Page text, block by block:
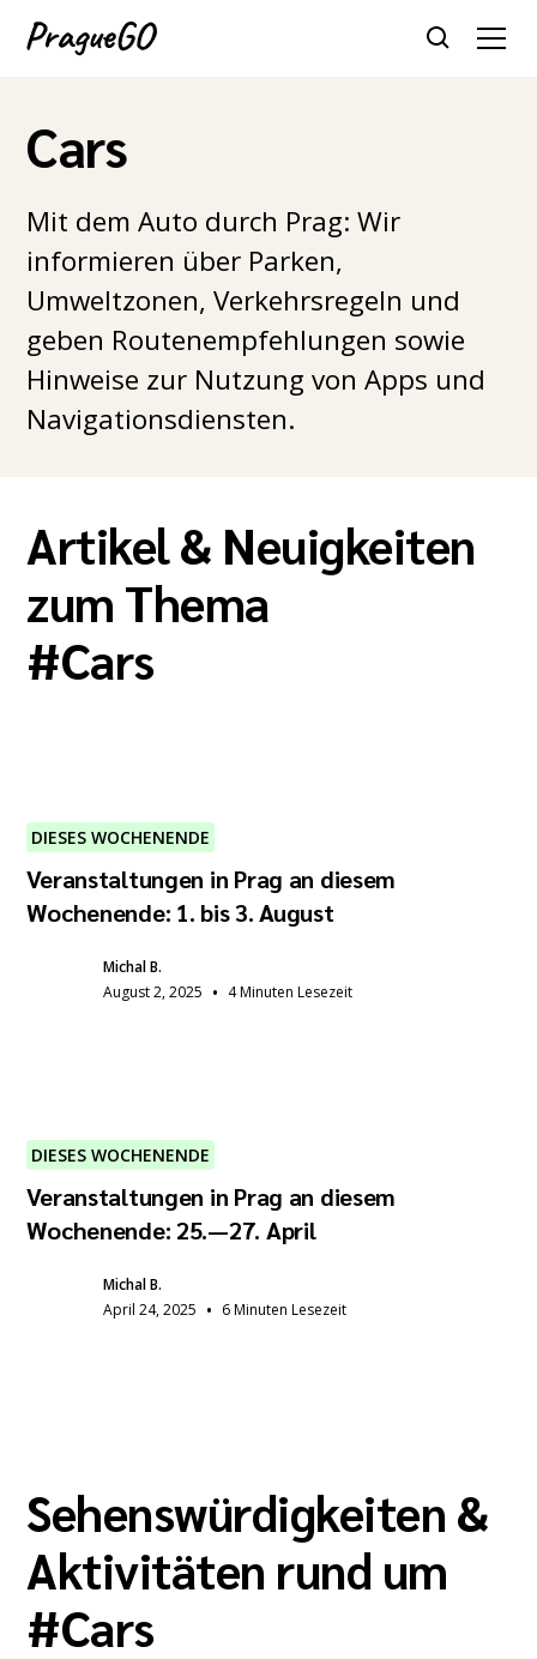
Cars
Mit dem Auto durch Prag: Wir
informieren über Parken,
Umweltzonen, Verkehrsregeln und
geben Routenempfehlungen sowie
Hinweise zur Nutzung von Apps und
Navigationsdiensten.
Artikel & Neuigkeiten
zum Thema
#Cars
DIESES WOCHENENDE
Veranstaltungen in Prag an diesem
Wochenende: 1. bis 3. August
Michal B.
August 2, 2025 • 4 Minuten Lesezeit
DIESES WOCHENENDE
Veranstaltungen in Prag an diesem
Wochenende: 25.—27. April
Michal B.
April 24, 2025 • 6 Minuten Lesezeit
Sehenswürdigkeiten &
Aktivitäten rund um
#Cars